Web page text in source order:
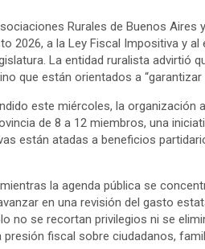
Rurales de Buenos Aires
2026, a la Ley Fiscal Impositiva y
La entidad ruralista advirtió
que están orientados a
este miércoles, la
de 8 a 12 miembros, una
están atadas a beneficios
la agenda pública se
en una revisión del gasto
no se recortan privilegios ni se
fiscal sobre ciudadanos,